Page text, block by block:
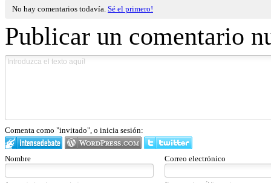
No hay comentarios todavía. Sé el primero!
Publicar un comentario
Comenta como "invitado", o inicia sesión:
Nombre Correo electrónico